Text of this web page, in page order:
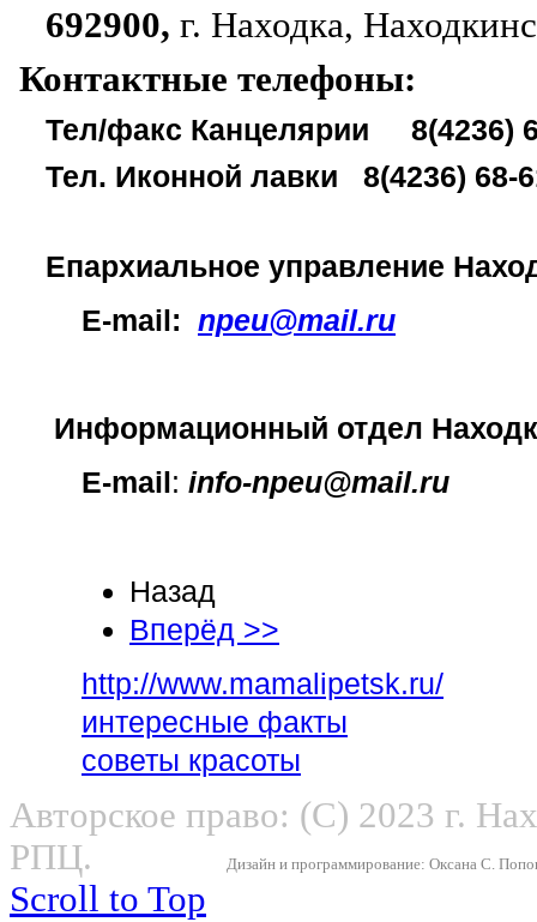
692900, г. Находка,
Контактные телефоны:
Тел/факс Канцелярии 8(4236)
Тел. Иконной лавки 8(4236) 68-
Епархиальное управление
E-mail: npeu@mail.ru
Информационный отдел
E-mail: info-npeu@mail.ru
Назад
Вперёд >>
http://www.mamalipetsk.ru/
интересные факты
советы красоты
Авторское право: (С) 2023 г.
РПЦ.
Дизайн и программирование: Оксана С.
Scroll to Top